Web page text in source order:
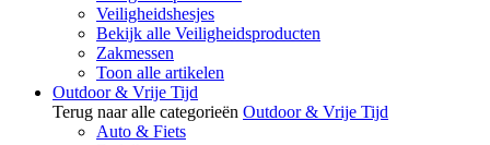
Veiligheidshesjes
Bekijk alle Veiligheidsproducten
Zakmessen
Toon alle artikelen
Outdoor & Vrije Tijd
Terug naar alle categorieën Outdoor & Vrije Tijd
Auto & Fiets